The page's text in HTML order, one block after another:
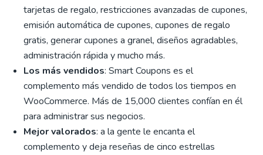
tarjetas de regalo, restricciones avanzadas de cupones,
emisión automática de cupones, cupones de regalo
gratis, generar cupones a granel, diseños agradables,
administración rápida y mucho más.
Los más vendidos: Smart Coupons es el
complemento más vendido de todos los tiempos en
WooCommerce. Más de 15,000 clientes confían en él
para administrar sus negocios.
Mejor valorados: a la gente le encanta el
complemento y deja reseñas de cinco estrellas